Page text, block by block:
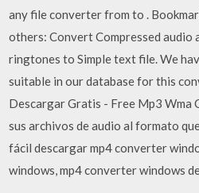
any file converter from to .
others: Convert Compressed audio
ringtones to Simple text file. We
suitable in our database for this
Descargar Gratis - Free Mp3 Wma
sus archivos de audio al formato
fácil descargar mp4 converter
windows, mp4 converter windows